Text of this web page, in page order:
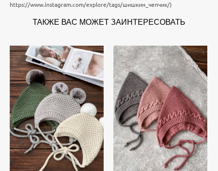
https://www.instagram.com/explore/tags/шишкин_чепчик/)
ТАКЖЕ ВАС МОЖЕТ ЗАИНТЕРЕСОВАТЬ